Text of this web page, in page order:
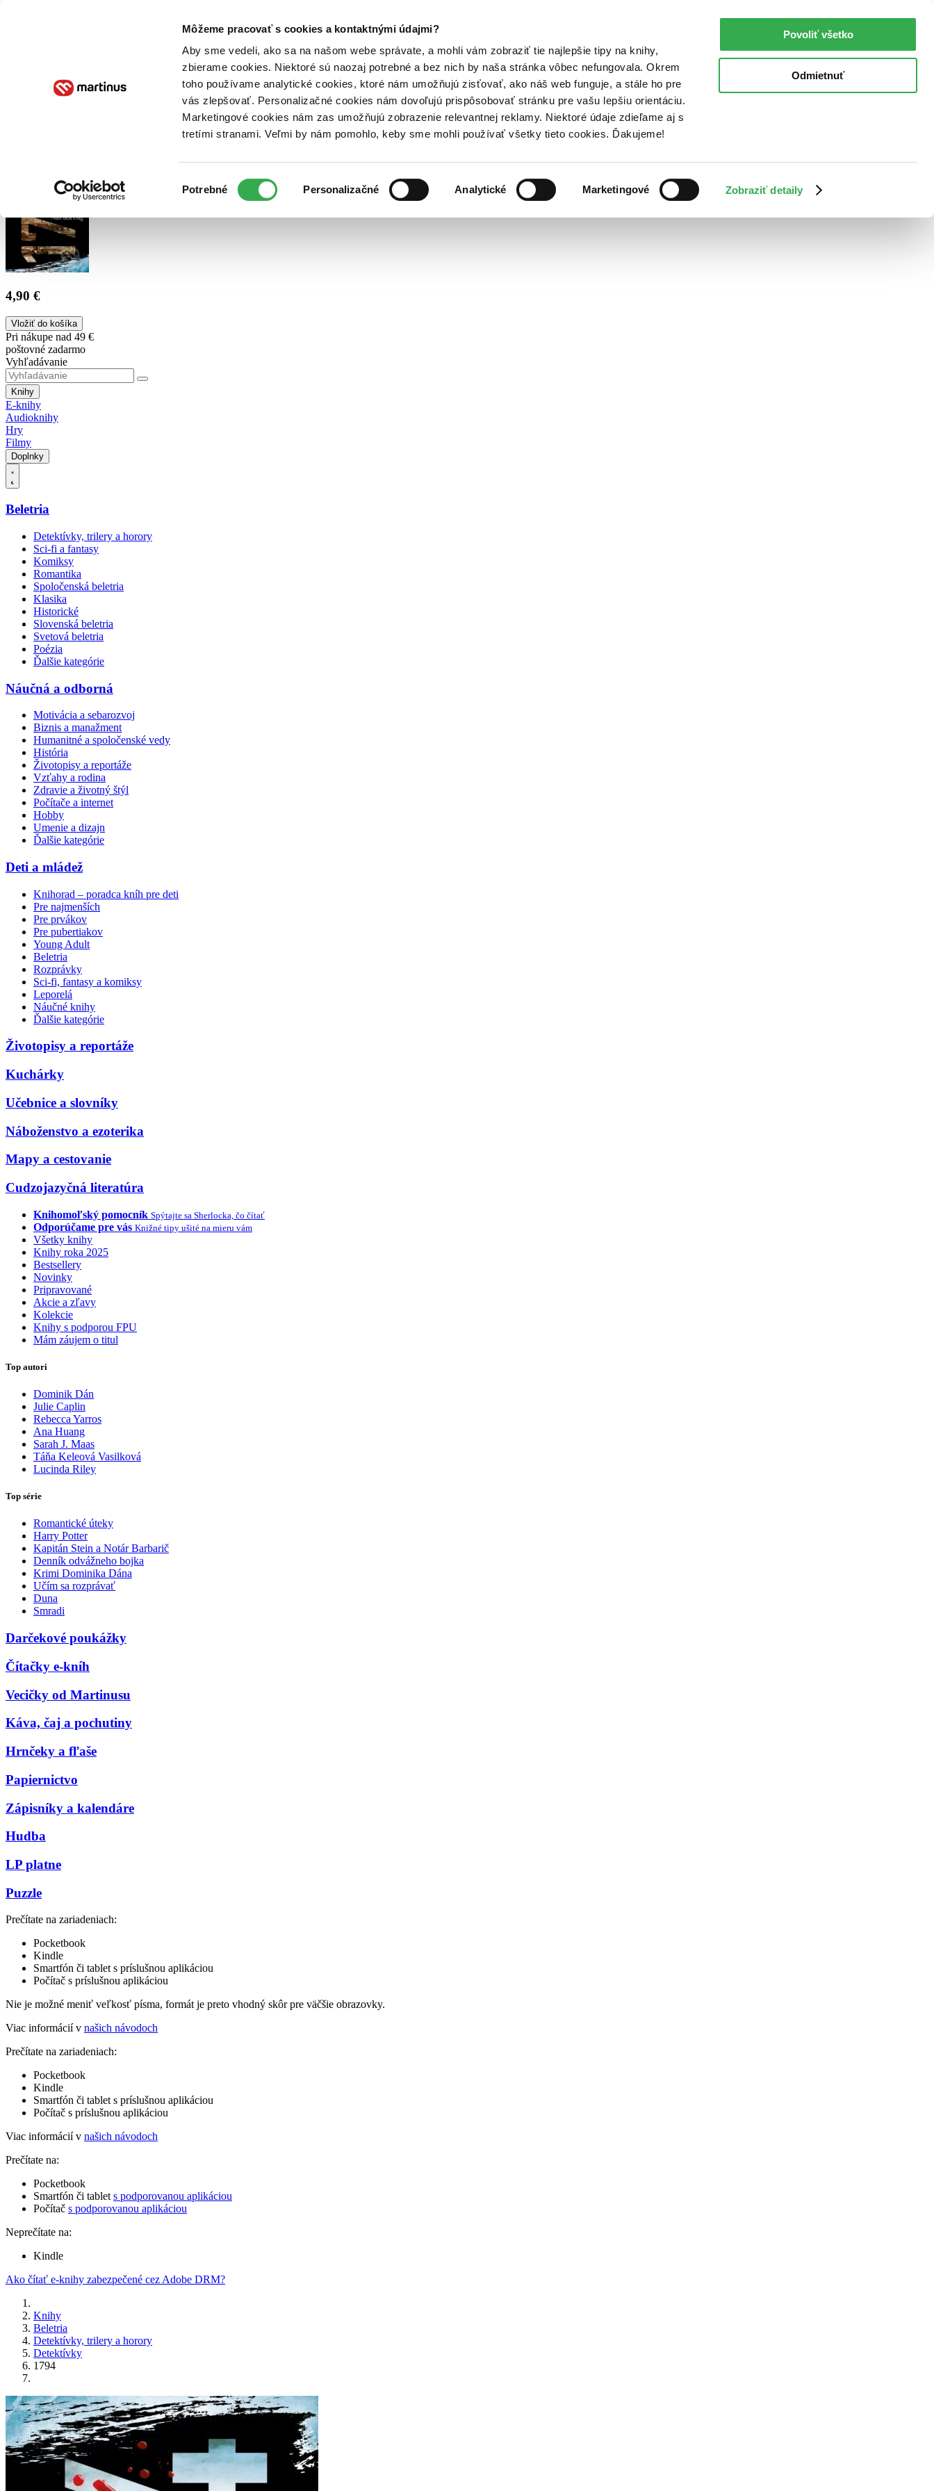
Môžeme pracovať s cookies a kontaktnými údajmi?
Aby sme vedeli, ako sa na našom webe správate, a mohli vám zobraziť tie najlepšie tipy na knihy,
zbierame cookies. Niektoré sú naozaj potrebné a bez nich by naša stránka vôbec nefungovala. Okrem
toho používame analytické cookies, ktoré nám umožňujú zisťovať, ako náš web funguje, a stále ho pre
vás zlepšovať. Personalizačné cookies nám dovoľujú prispôsobovať stránku pre vašu lepšiu orientáciu.
Marketingové cookies nám zas umožňujú zobrazenie relevantnej reklamy. Niektoré údaje zdieľame aj s
tretími stranami. Veľmi by nám pomohlo, keby sme mohli používať všetky tieto cookies. Ďakujeme!
súhlasu
Potrebné Personalizačné Analytické Marketingové Zobraziť detaily
Povoliť všetko
Odmietnuť
Poukážky Kontakt
4,90 €
Vložiť do košíka
Pri nákupe nad 49 €
poštovné zadarmo
Vyhľadávanie
Knihy
E-knihy
Audioknihy
Hry
Filmy
Doplnky
Beletria
Detektívky, trilery a horory
Sci-fi a fantasy
Komiksy
Romantika
Spoločenská beletria
Klasika
Historické
Slovenská beletria
Svetová beletria
Poézia
Ďalšie kategórie
Náučná a odborná
Motivácia a sebarozvoj
Biznis a manažment
Humanitné a spoločenské vedy
História
Životopisy a reportáže
Vzťahy a rodina
Zdravie a životný štýl
Počítače a internet
Hobby
Umenie a dizajn
Ďalšie kategórie
Deti a mládež
Knihorad – poradca kníh pre deti
Pre najmenších
Pre prvákov
Pre pubertiakov
Young Adult
Beletria
Rozprávky
Sci-fi, fantasy a komiksy
Leporelá
Náučné knihy
Ďalšie kategórie
Životopisy a reportáže
Kuchárky
Učebnice a slovníky
Náboženstvo a ezoterika
Mapy a cestovanie
Cudzojazyčná literatúra
Knihomoľský pomocník Spýtajte sa Sherlocka, čo čítať
Odporúčame pre vás Knižné tipy ušité na mieru vám
Všetky knihy
Knihy roka 2025
Bestsellery
Novinky
Pripravované
Akcie a zľavy
Kolekcie
Knihy s podporou FPU
Mám záujem o titul
Top autori
Dominik Dán
Julie Caplin
Rebecca Yarros
Ana Huang
Sarah J. Maas
Táňa Keleová Vasilková
Lucinda Riley
Top série
Romantické úteky
Harry Potter
Kapitán Stein a Notár Barbarič
Denník odvážneho bojka
Krimi Dominika Dána
Učím sa rozprávať
Duna
Smradi
Darčekové poukážky
Čítačky e-kníh
Vecičky od Martinusu
Káva, čaj a pochutiny
Hrnčeky a fľaše
Papiernictvo
Zápisníky a kalendáre
Hudba
LP platne
Puzzle
Prečítate na zariadeniach:
Pocketbook
Kindle
Smartfón či tablet s príslušnou aplikáciou
Počítač s príslušnou aplikáciou
Nie je možné meniť veľkosť písma, formát je preto vhodný skôr pre väčšie obrazovky.
Viac informácií v našich návodoch
Prečítate na zariadeniach:
Pocketbook
Kindle
Smartfón či tablet s príslušnou aplikáciou
Počítač s príslušnou aplikáciou
Viac informácií v našich návodoch
Prečítate na:
Pocketbook
Smartfón či tablet s podporovanou aplikáciou
Počítač s podporovanou aplikáciou
Neprečítate na:
Kindle
Ako čítať e-knihy zabezpečené cez Adobe DRM?
Knihy
Beletria
Detektívky, trilery a horory
Detektívky
1794